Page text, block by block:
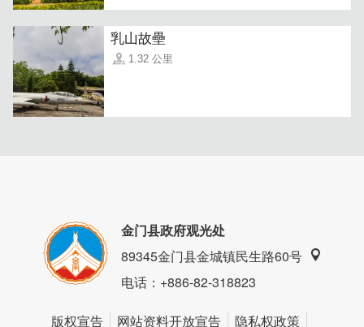
品质始终如一的坚持，是我们对顾客的保证，我们只提供健
康最有FU的真实感！
乳山故壘
1.32 公里
金门县政府观光处
89345金门县金城镇民生路60号
电话：+886-82-318823
版权宣告 网站资料开放宣告 隐私权政策